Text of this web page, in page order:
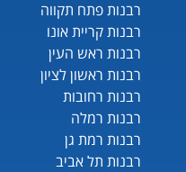
רבנות פתח תקווה
רבנות קריית אונו
רבנות ראש העין
רבנות ראשון לציון
רבנות רחובות
רבנות רמלה
רבנות רמת גן
רבנות תל אביב